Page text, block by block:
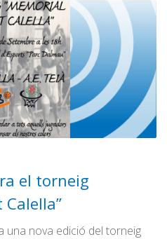
el torneig
una nova edició del torneig